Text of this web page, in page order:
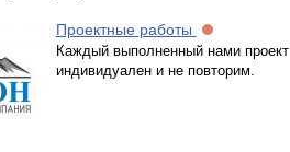
Проектные работы
Каждый выполненный нами проект
индивидуален и не повторим.